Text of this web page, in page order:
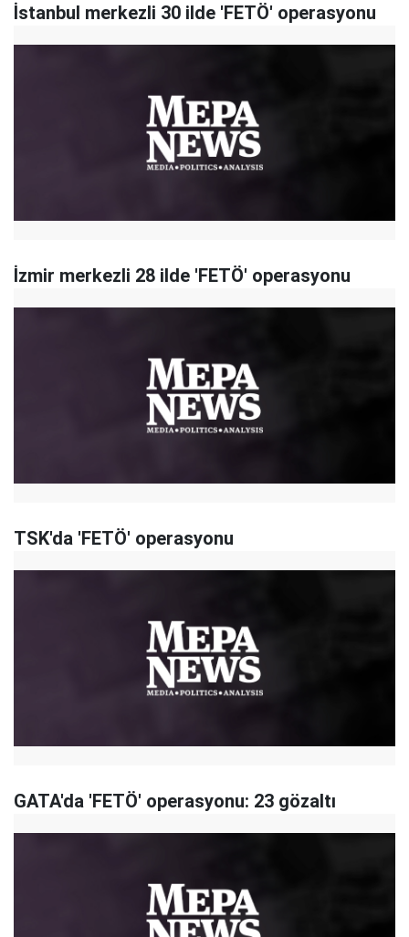
İstanbul merkezli 30 ilde 'FETÖ' operasyonu
İzmir merkezli 28 ilde 'FETÖ' operasyonu
TSK'da 'FETÖ' operasyonu
GATA'da 'FETÖ' operasyonu: 23 gözaltı